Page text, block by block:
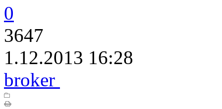
0
3647
1.12.2013 16:28
broker